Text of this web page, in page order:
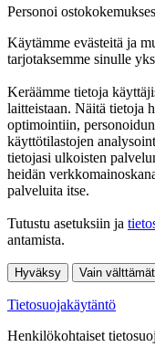
Personoi
Käytämme evästeitä ja
tarjotaksemme sinulle
Keräämme tietoja
laitteistaan. Näitä tietoja
optimointiin,
käyttötilastojen
tietojasi ulkoisten
heidän
palveluita itse.
Tutustu asetuksiin ja
antamista.
Hyväksy Vain
Tietosuojakäytäntö
Henkilökohtaiset